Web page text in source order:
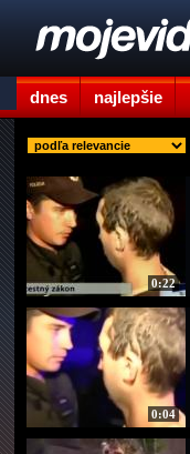
dnes najlepšie
0:22
0:04